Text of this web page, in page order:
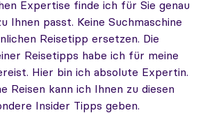
Expertise finde ich für Sie genau
Ihnen passt. Keine Suchmaschine
Reisetipp ersetzen. Die
Reisetipps habe ich für meine
Hier bin ich absolute Expertin.
Reisen kann ich Ihnen zu diesen
Insider Tipps geben.